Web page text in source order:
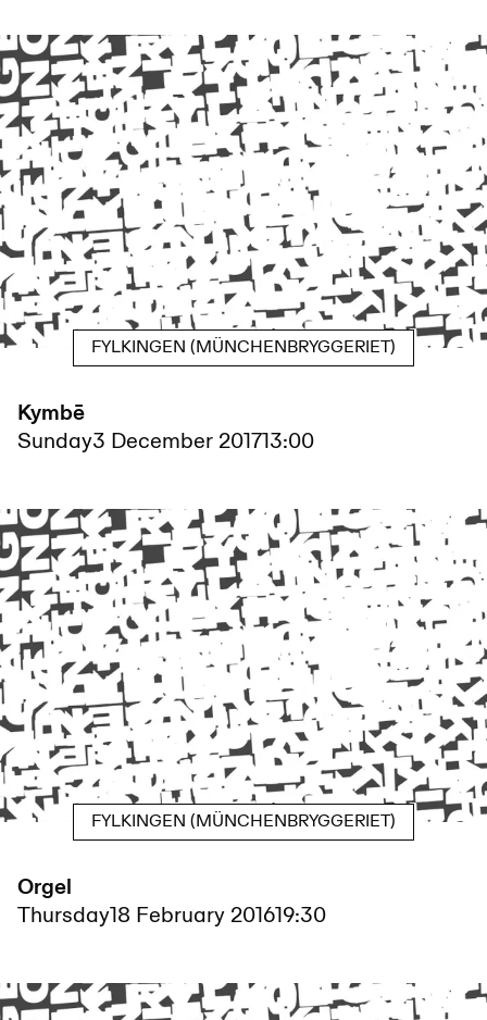
FYLKINGEN (MÜNCHENBRYGGERIET)
Kymbē
Sunday3 December 201713:00
FYLKINGEN (MÜNCHENBRYGGERIET)
Orgel
Thursday18 February 201619:30